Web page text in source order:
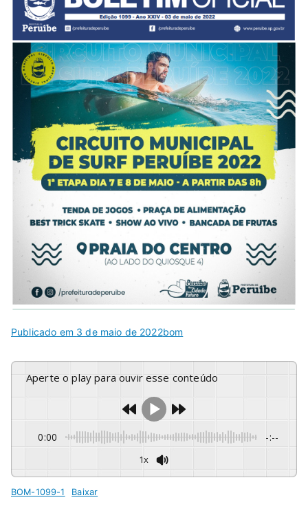
Publicado em 3 de maio de 2022bom
Aperte o play para ouvir esse conteúdo
0:00 -:--
1x
BOM-1099-1 Baixar